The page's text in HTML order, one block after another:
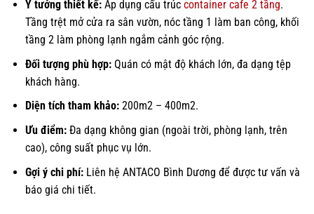
Ý tưởng thiết kế:Áp dụng cấu trúc container cafe 2 tầng.
Tầng trệt mở cửa ra sân vườn, nóc tầng 1 làm ban công, khối
tầng 2 làm phòng lạnh ngắm cảnh góc rộng.
Đối tượng phù hợp:Quán có mật độ khách lớn, đa dạng tệp
khách hàng.
Diện tích tham khảo:200m2 – 400m2.
Ưu điểm:Đa dạng không gian (ngoài trời, phòng lạnh, trên
cao), công suất phục vụ lớn.
Gợi ý chi phí:Liên hệ ANTACO Bình Dương để được tư vấn và
báo giá chi tiết.